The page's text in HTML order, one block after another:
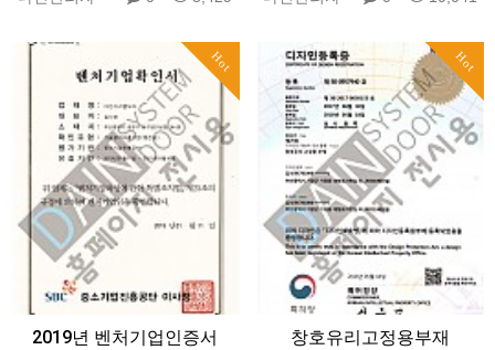
Hot
2019년 벤처기업인증서
Hot
창호유리고정용부재